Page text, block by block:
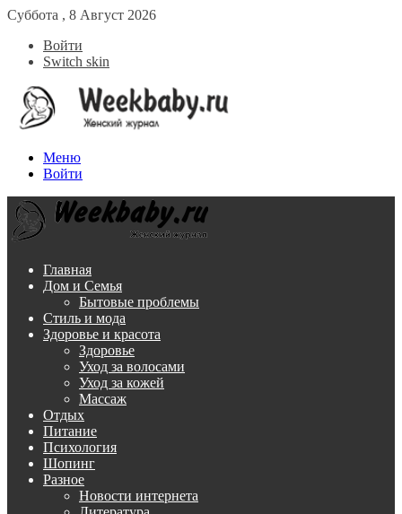
Суббота , 8 Август 2026
Войти
Switch skin
Меню
Войти
Главная
Дом и Семья
Бытовые проблемы
Стиль и мода
Здоровье и красота
Здоровье
Уход за волосами
Уход за кожей
Массаж
Отдых
Питание
Психология
Шопинг
Разное
Новости интернета